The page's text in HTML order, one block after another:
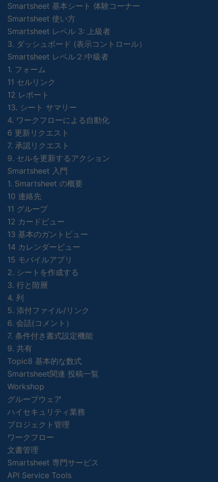
Smartsheet 基本シート 体験コーナー
Smartsheet 使い方
Smartsheet レベル 3: 上級者
3. ダッシュボード (表示コントロール）
Smartsheet レベル２:中級者
1. フォーム
11 セルリンク
12 レポート
13. シート サマリー
4. ワークフローによる自動化
6 更新リクエスト
7. 承認リクエスト
9. セルを更新するアクション
Smartsheet 入門
1. Smartsheet の概要
10 連絡先
11 グループ
12 カードビュー
13 基本のガントビュー
14 カレンダービュー
15 モバイルアプリ
2. シートを作成する
3. 行と階層
4. 列
5. 添付ファイル/リンク
6. 会話(コメント）
7. 条件付き書式設定機能
9. 共有
Topic8 基本的な数式
Smartsheet関連 投稿一覧
Workshop
グループウェア
ハイセキュリティ業務
プロジェクト管理
ワークフロー
文書管理
Smartsheet 専門サービス
API Service Tools